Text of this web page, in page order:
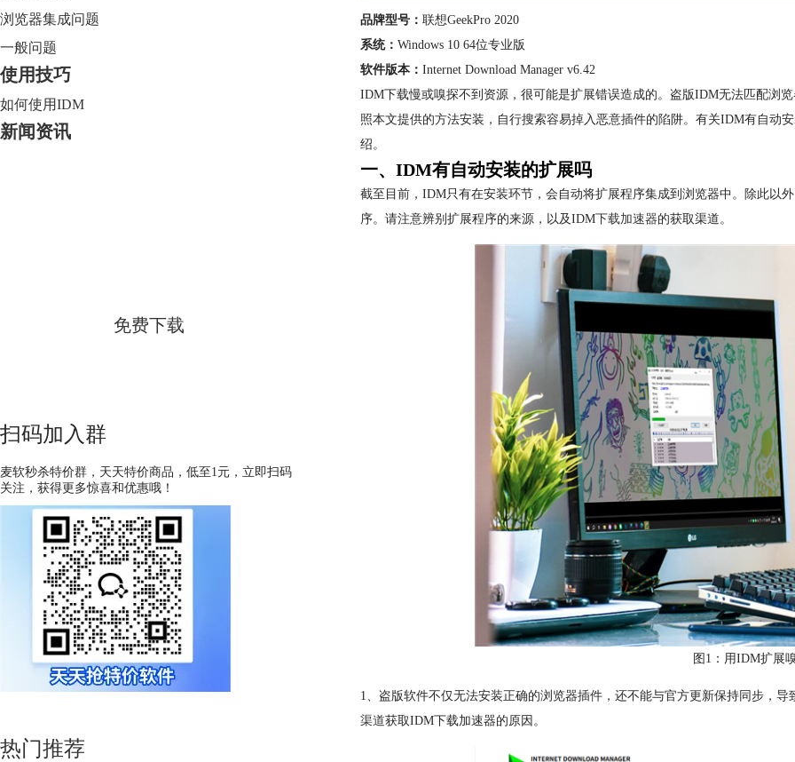
浏览器集成问题
一般问题
使用技巧
如何使用IDM
新闻资讯
免费下载
扫码加入群
麦软秒杀特价群，天天特价商品，低至1元，立即扫码
关注，获得更多惊喜和优惠哦！
热门推荐
品牌型号： 联想GeekPro 2020
系统： Windows 10 64位专业版
软件版本： Internet Download Manager v6.42
IDM下载慢或嗅探不到资源，很可能是扩展错误造成的。盗版IDM无法匹配浏
照本文提供的方法安装，自行搜索容易掉入恶意插件的陷阱。有关IDM有自动
绍。
一、IDM有自动安装的扩展吗
截至目前，IDM只有在安装环节，会自动将扩展程序集成到浏览器中。除此以
序。请注意辨别扩展程序的来源，以及IDM下载加速器的获取渠道。
图1：用IDM扩展
1、盗版软件不仅无法安装正确的浏览器插件，还不能与官方更新保持同步，
渠道获取IDM下载加速器的原因。